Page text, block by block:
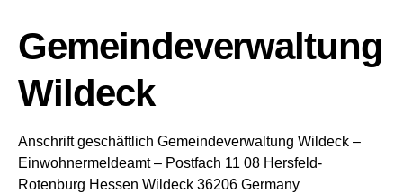
Gemeindeverwaltung
Wildeck
Anschrift geschäftlich Gemeindeverwaltung Wildeck –
Einwohnermeldeamt – Postfach 11 08 Hersfeld-
Rotenburg Hessen Wildeck 36206 Germany